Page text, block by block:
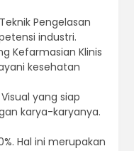
Pengelasan
industri.
Kefarmasian Klinis
kesehatan
yang siap
karya-karyanya.
Hal ini merupakan